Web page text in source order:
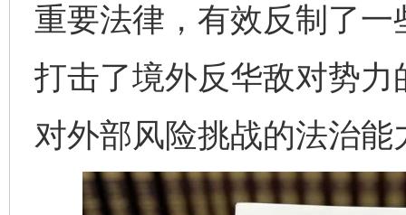
重要法律，有效反制了
打击了境外反华敌对势
对外部风险挑战的法治能